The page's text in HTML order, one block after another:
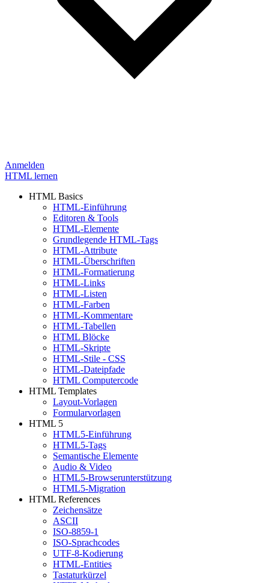
Anmelden
HTML lernen
HTML Basics
HTML-Einführung
Editoren & Tools
HTML-Elemente
Grundlegende HTML-Tags
HTML-Attribute
HTML-Überschriften
HTML-Formatierung
HTML-Links
HTML-Listen
HTML-Farben
HTML-Kommentare
HTML-Tabellen
HTML Blöcke
HTML-Skripte
HTML-Stile - CSS
HTML-Dateipfade
HTML Computercode
HTML Templates
Layout-Vorlagen
Formularvorlagen
HTML 5
HTML5-Einführung
HTML5-Tags
Semantische Elemente
Audio & Video
HTML5-Browserunterstützung
HTML5-Migration
HTML References
Zeichensätze
ASCII
ISO-8859-1
ISO-Sprachcodes
UTF-8-Kodierung
HTML-Entities
Tastaturkürzel